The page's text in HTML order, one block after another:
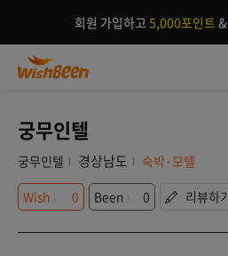
회원 가입하고 5,000포인트 &
궁무인텔
궁무인텔 경상남도
숙박·모텔
Wish
0 Been 0 리뷰하